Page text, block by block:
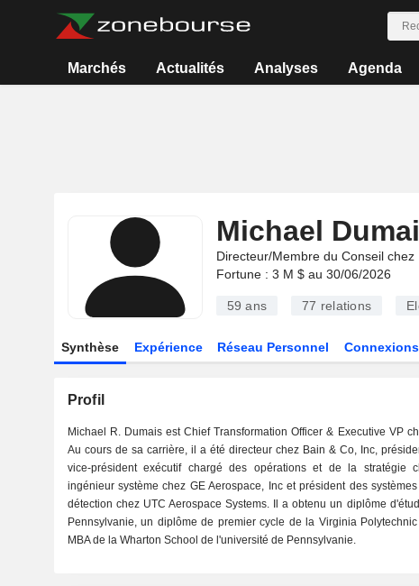
Marchés Actualités Analyses Agenda
Michael
Directeur/Membre du Conseil chez
Fortune : 3 M $ au 30/06/2026
59 ans 77 relations
Synthèse Expérience Réseau Personnel
Profil
Michael R. Dumais est Chief Transformation Officer & Executive VP
Au cours de sa carrière, il a été directeur chez Bain & Co, Inc,
vice-président exécutif chargé des opérations et de la stratégie
ingénieur système chez GE Aerospace, Inc et président des
détection chez UTC Aerospace Systems. Il a obtenu un diplôme
Pennsylvanie, un diplôme de premier cycle de la Virginia
MBA de la Wharton School de l'université de Pennsylvanie.